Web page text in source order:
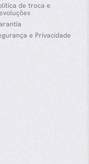
de troca e
e Privacidade